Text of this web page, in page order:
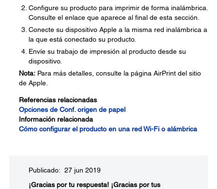
Configure su producto para imprimir de forma inalámbrica.
Consulte el enlace que aparece al final de esta sección.
Conecte su dispositivo Apple a la misma red inalámbrica a
la que está conectado su producto.
Envíe su trabajo de impresión al producto desde su
dispositivo.
Nota: Para más detalles, consulte la página AirPrint del sitio
de Apple.
Referencias relacionadas
Opciones de Conf. origen de papel
Información relacionada
Cómo configurar el producto en una red Wi-Fi o alámbrica
Publicado: 27 jun 2019
¡Gracias por tu respuesta! ¡Gracias por tus